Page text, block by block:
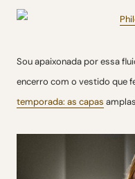
Sou apaixonada por essa
encerro com o vestido que
temporada: as capas